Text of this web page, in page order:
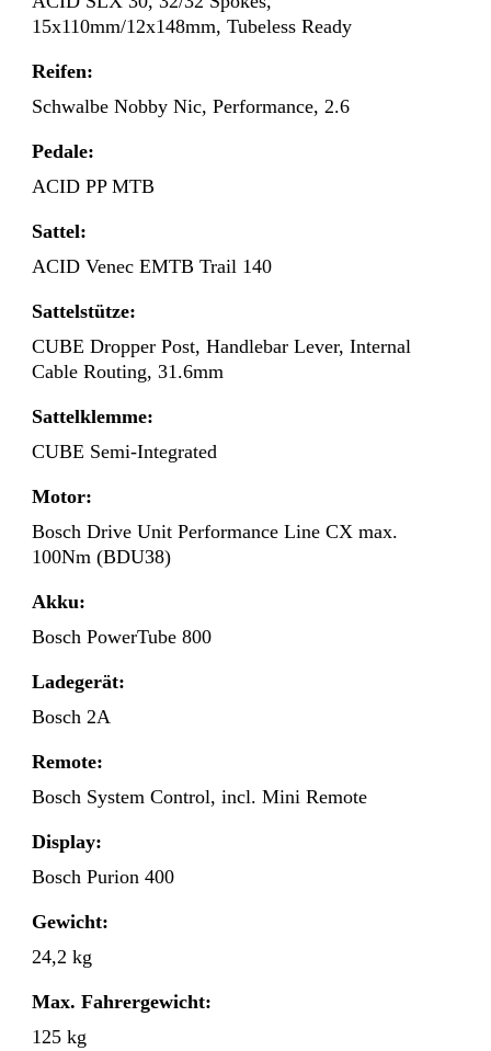
15x110mm/12x148mm, Tubeless Ready
Reifen:
Schwalbe Nobby Nic, Performance, 2.6
Pedale:
ACID PP MTB
Sattel:
ACID Venec EMTB Trail 140
Sattelstütze:
CUBE Dropper Post, Handlebar Lever, Internal
Cable Routing, 31.6mm
Sattelklemme:
CUBE Semi-Integrated
Motor:
Bosch Drive Unit Performance Line CX max.
100Nm (BDU38)
Akku:
Bosch PowerTube 800
Ladegerät:
Bosch 2A
Remote:
Bosch System Control, incl. Mini Remote
Display:
Bosch Purion 400
Gewicht:
24,2 kg
Max. Fahrergewicht:
125 kg